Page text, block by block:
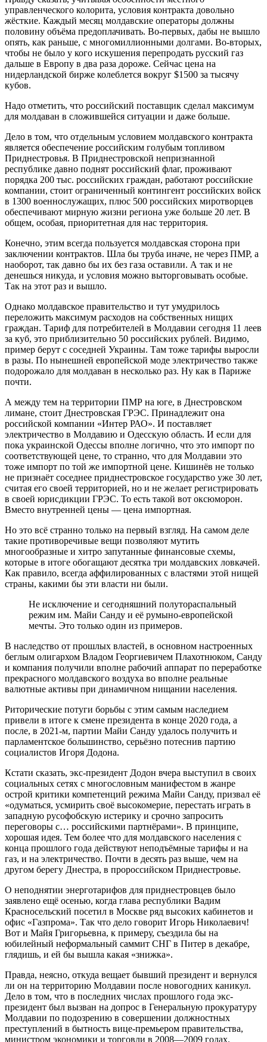
управленческого колорита, условия контракта довольно
жёсткие. Каждый месяц молдавские операторы должны
половину объёма предоплачивать. Во-первых, дабы не вышло
опять, как раньше, с многомиллионными долгами. Во-вторых,
чтобы не было у кого искушения перепродать русский газ
дальше в Европу в два раза дороже. Сейчас цена на
нидерландской бирже колеблется вокруг $1500 за тысячу
кубов.
Надо отметить, что российский поставщик сделал максимум
для молдаван в сложившейся ситуации и даже больше.
Дело в том, что отдельным условием молдавского контракта
является обеспечение российским голубым топливом
Приднестровья. В Приднестровской непризнанной
республике давно поднят российский флаг, проживают
порядка 200 тыс. российских граждан, работают российские
компании, стоит ограниченный контингент российских войск
в 1300 военнослужащих, плюс 500 российских миротворцев
обеспечивают мирную жизни региона уже больше 20 лет. В
общем, особая, приоритетная для нас территория.
Конечно, этим всегда пользуется молдавская сторона при
заключении контрактов. Шла бы труба иначе, не через ПМР, а
наоборот, так давно бы их без газа оставили. А так и не
денешься никуда, и условия можно выторговывать особые.
Так на этот раз и вышло.
Однако молдавское правительство и тут умудрилось
переложить максимум расходов на собственных нищих
граждан. Тариф для потребителей в Молдавии сегодня 11 леев
за куб, это приблизительно 50 российских рублей. Видимо,
пример берут с соседней Украины. Там тоже тарифы выросли
в разы. По нынешней европейской моде электричество также
подорожало для молдаван в несколько раз. Ну как в Париже
почти.
А между тем на территории ПМР на юге, в Днестровском
лимане, стоит Днестровская ГРЭС. Принадлежит она
российской компании «Интер РАО». И поставляет
электричество в Молдавию и Одесскую область. И если для
пока украинской Одессы вполне логично, что это импорт по
соответствующей цене, то странно, что для Молдавии это
тоже импорт по той же импортной цене. Кишинёв не только
не признаёт соседнее приднестровское государство уже 30 лет,
считая его своей территорией, но и не желает регистрировать
в своей юрисдикции ГРЭС. То есть такой вот оксюморон.
Вместо внутренней цены — цена импортная.
Но это всё странно только на первый взгляд. На самом деле
такие противоречивые вещи позволяют мутить
многообразные и хитро запутанные финансовые схемы,
которые в итоге обогащают десятка три молдавских ловкачей.
Как правило, всегда аффилированных с властями этой нищей
страны, какими бы эти власти ни были.
Не исключение и сегодняшний полутораспальный
режим им. Майи Санду и её румыно-европейской
мечты. Это только один из примеров.
В наследство от прошлых властей, в основном настроенных
беглым олигархом Владом Георгиевичем Плахотнюком, Санду
и компания получили вполне рабочий аппарат по переработке
прекрасного молдавского воздуха во вполне реальные
валютные активы при динамичном нищании населения.
Риторические потуги борьбы с этим самым наследием
привели в итоге к смене президента в конце 2020 года, а
после, в 2021-м, партии Майи Санду удалось получить и
парламентское большинство, серьёзно потеснив партию
социалистов Игоря Додона.
Кстати сказать, экс-президент Додон вчера выступил в своих
социальных сетях с многословным манифестом в жанре
острой критики компетенций режима Майи Санду, призвал её
«одуматься, усмирить своё высокомерие, перестать играть в
западную русофобскую истерику и срочно запросить
переговоры с… российскими партнёрами». В принципе,
хорошая идея. Тем более что для молдавского населения с
конца прошлого года действуют неподъёмные тарифы и на
газ, и на электричество. Почти в десять раз выше, чем на
другом берегу Днестра, в пророссийском Приднестровье.
О неподнятии энерготарифов для приднестровцев было
заявлено ещё осенью, когда глава республики Вадим
Красносельский посетил в Москве ряд высоких кабинетов и
офис «Газпрома». Так что дело говорит Игорь Николаевич!
Вот и Майя Григорьевна, к примеру, съездила бы на
юбилейный неформальный саммит СНГ в Питер в декабре,
глядишь, и ей бы вышла какая «знижка».
Правда, неясно, откуда вещает бывший президент и вернулся
ли он на территорию Молдавии после новогодних каникул.
Дело в том, что в последних числах прошлого года экс-
президент был вызван на допрос в Генеральную прокуратуру
Молдавии по подозрению в совершении должностных
преступлений в бытность вице-премьером правительства,
министром экономики и торговли в 2008—2009 годах.